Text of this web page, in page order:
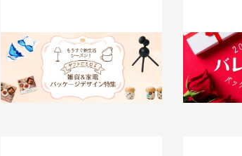
もうすぐ新生活シーズン！ギフトにも
なる雑貨&家電パッケージデザイン特
2025.01.22 事例
2025年注目
ジデザインは？
2025.01.10
知